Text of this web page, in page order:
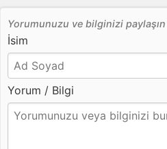
Yorumunuzu ve bilginizi paylaşın
İsim
Yorum / Bilgi